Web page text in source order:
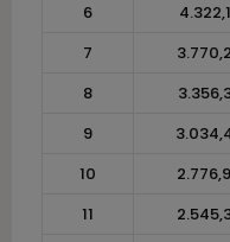
6
7
8
9
10
11